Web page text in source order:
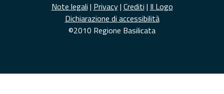
Note legali | Privacy| Crediti | Il Logo
Dichiarazione di accessibilità
©2010 Regione Basilicata